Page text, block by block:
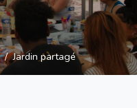
Jardin partagé